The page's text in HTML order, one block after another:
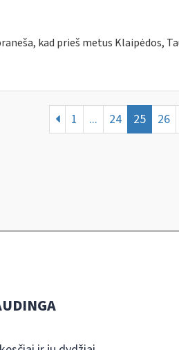
kad prieš metus Klaipėdos,
1 ... 24 25 26